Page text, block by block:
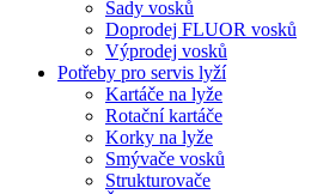
Sady vosků
Doprodej FLUOR vosků
Výprodej vosků
Potřeby pro servis lyží
Kartáče na lyže
Rotační kartáče
Korky na lyže
Smývače vosků
Strukturovače